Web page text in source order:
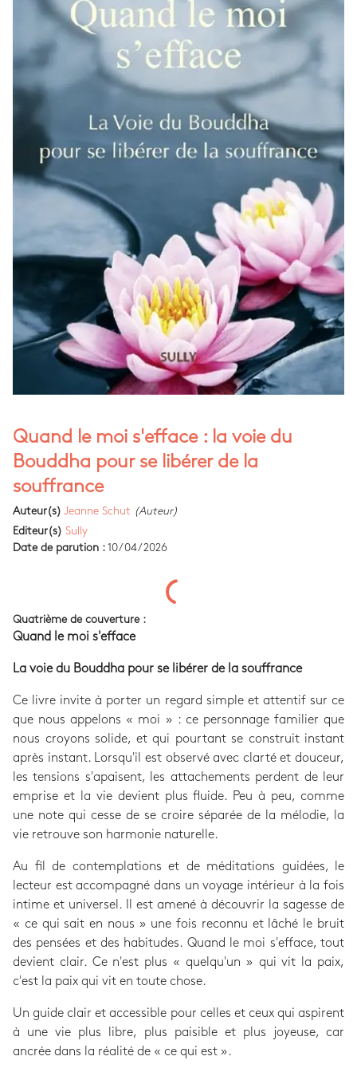
Quand le moi s'efface : la voie du
Bouddha pour se libérer de la
souffrance
Auteur(s) Jeanne Schut
(Auteur)
Editeur(s) Sully
Date de parution : 10/04/2026
Quatrième de couverture :
Quand le moi s'efface
La voie du Bouddha pour se libérer de la souffrance
Ce livre invite à porter un regard simple et attentif sur ce
que nous appelons « moi » : ce personnage familier que
nous croyons solide, et qui pourtant se construit instant
après instant. Lorsqu'il est observé avec clarté et douceur,
les tensions s'apaisent, les attachements perdent de leur
emprise et la vie devient plus fluide. Peu à peu, comme
une note qui cesse de se croire séparée de la mélodie, la
vie retrouve son harmonie naturelle.
Au fil de contemplations et de méditations guidées, le
lecteur est accompagné dans un voyage intérieur à la fois
intime et universel. Il est amené à découvrir la sagesse de
« ce qui sait en nous » une fois reconnu et lâché le bruit
des pensées et des habitudes. Quand le moi s'efface, tout
devient clair. Ce n'est plus « quelqu'un » qui vit la paix,
c'est la paix qui vit en toute chose.
Un guide clair et accessible pour celles et ceux qui aspirent
à une vie plus libre, plus paisible et plus joyeuse, car
ancrée dans la réalité de « ce qui est ».